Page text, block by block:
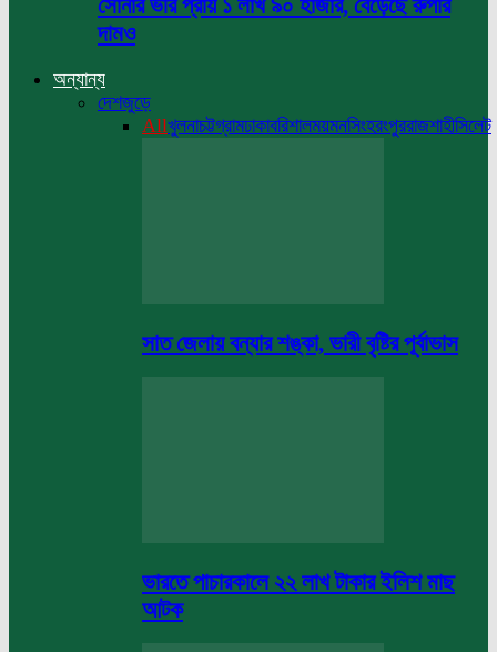
সোনার ভরি প্রায় ১ লাখ ৯০ হাজার, বেড়েছে রুপার
দামও
অন্যান্য
দেশজুড়ে
Allখুলনাচট্টগ্রামঢাকাবরিশালময়মনসিংহরংপুররাজশাহীসিলেট
সাত জেলায় বন্যার শঙ্কা, ভারী বৃষ্টির পূর্বাভাস
ভারতে পাচারকালে ২২ লাখ টাকার ইলিশ মাছ
আটক